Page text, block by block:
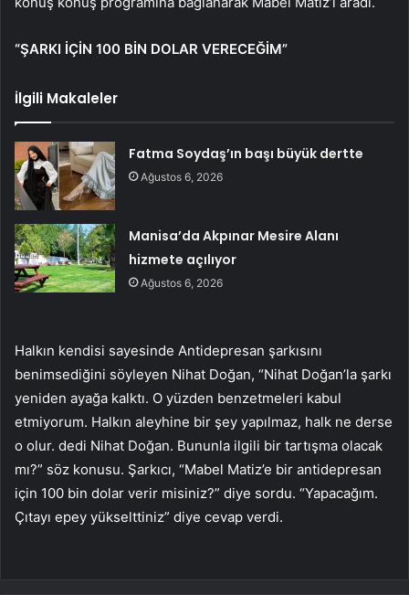
“ŞARKI İÇİN 100 BİN DOLAR VERECEĞİM”
İlgili Makaleler
Fatma Soydaş’ın başı büyük dertte
Ağustos 6, 2026
Manisa’da Akpınar Mesire Alanı
hizmete açılıyor
Ağustos 6, 2026
Halkın kendisi sayesinde Antidepresan şarkısını
benimsediğini söyleyen Nihat Doğan, “Nihat Doğan’la şarkı
yeniden ayağa kalktı. O yüzden benzetmeleri kabul
etmiyorum. Halkın aleyhine bir şey yapılmaz, halk ne derse
o olur. dedi Nihat Doğan. Bununla ilgili bir tartışma olacak
mı?” söz konusu. Şarkıcı, “Mabel Matiz’e bir antidepresan
için 100 bin dolar verir misiniz?” diye sordu. “Yapacağım.
Çıtayı epey yükselttiniz” diye cevap verdi.